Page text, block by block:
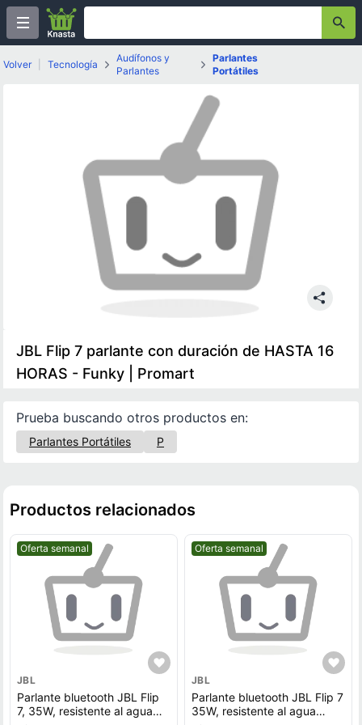
Volver Tecnología
Audífonos y
Parlantes
Parlantes
Portátiles
JBL Flip 7 parlante con duración de HASTA 16
HORAS - Funky | Promart
Prueba buscando otros productos en:
Parlantes Portátiles P
Productos relacionados
Mejor precio.
Oferta semanal
JBL
Parlante bluetooth JBL Flip
7, 35W, resistente al agua
Mejor precio.
Oferta semanal
JBL
Parlante bluetooth JBL Flip 7
35W, resistente al agua